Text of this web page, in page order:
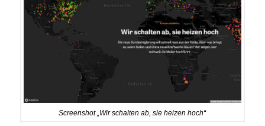
Screenshot „Wir schalten ab, sie heizen hoch“